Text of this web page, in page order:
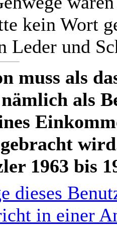
kein Wort
Leder und
muss als
als
1963 bis